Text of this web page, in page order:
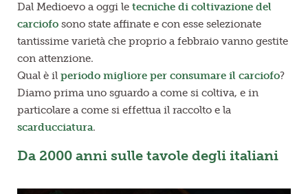
Dal Medioevo a oggi le tecniche di coltivazione del
carciofo sono state affinate e con esse selezionate
tantissime varietà che proprio a febbraio vanno gestite
con attenzione.
Qual è il periodo migliore per consumare il carciofo?
Diamo prima uno sguardo a come si coltiva, e in
particolare a come si effettua il raccolto e la
scarducciatura.
Da 2000 anni sulle tavole degli italiani